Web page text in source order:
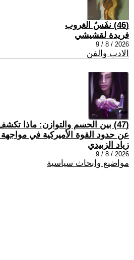
(46) نفَسُ الغروب
فريدة لقشيشي
2026 / 8 / 9
الادب والفن
عن حدود القوة الأميركية في مواجهة
زياد الزبيدي
2026 / 8 / 9
مواضيع وابحاث سياسية